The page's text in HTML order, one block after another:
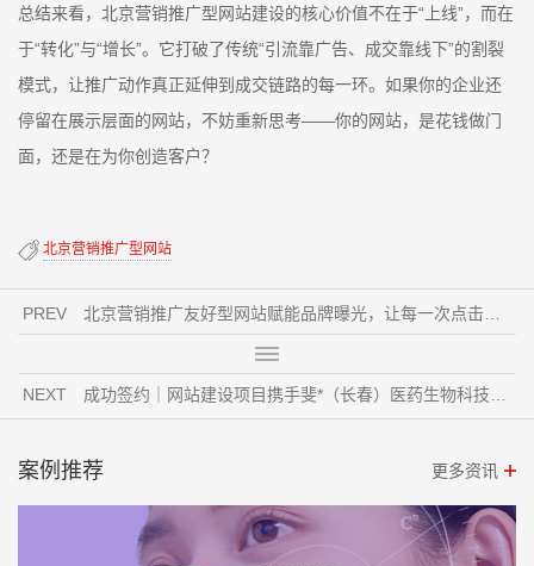
总结来看，北京营销推广型网站建设的核心价值不在于“上线”，而在
于“转化”与“增长”。它打破了传统“引流靠广告、成交靠线下”的割裂
模式，让推广动作真正延伸到成交链路的每一环。如果你的企业还
停留在展示层面的网站，不妨重新思考——你的网站，是花钱做门
面，还是在为你创造客户？
北京营销推广型网站
PREV
NEXT
案例推荐 更多资讯